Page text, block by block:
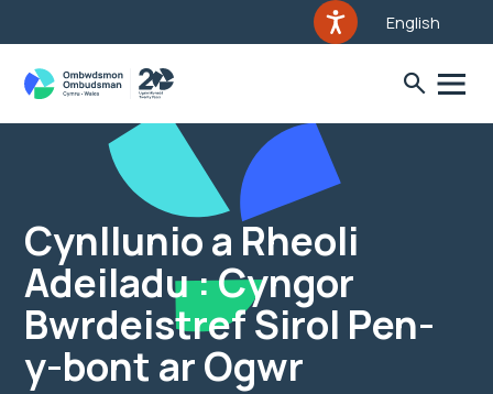
English
Cynllunio a Rheoli
Adeiladu : Cyngor
Bwrdeistref Sirol Pen-
y-bont ar Ogwr